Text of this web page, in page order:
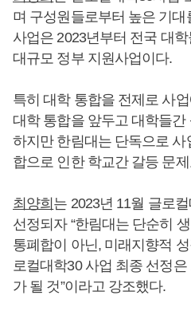
며 구성원들로부터 높은 기
사업은 2023년부터 전국 대
대규모 정부 지원사업이다.
특히 대학 통합을 전제로 사
대학 통합을 앞두고 대학들
하지만 한림대는 단독으로
합으로 인한 학교간 갈등 문
최양희 는 2023년 11월 글로
선정되자 “한림대는 단순히
통폐합이 아닌, 미래지향적
로컬대학30 사업 최종 선정
가 될 것”이라고 강조했다.